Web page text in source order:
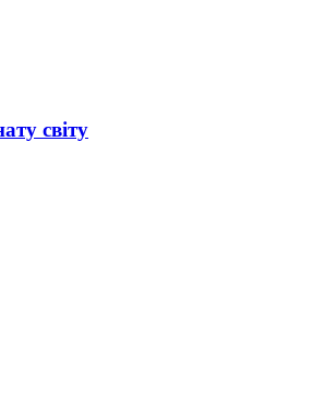
світу